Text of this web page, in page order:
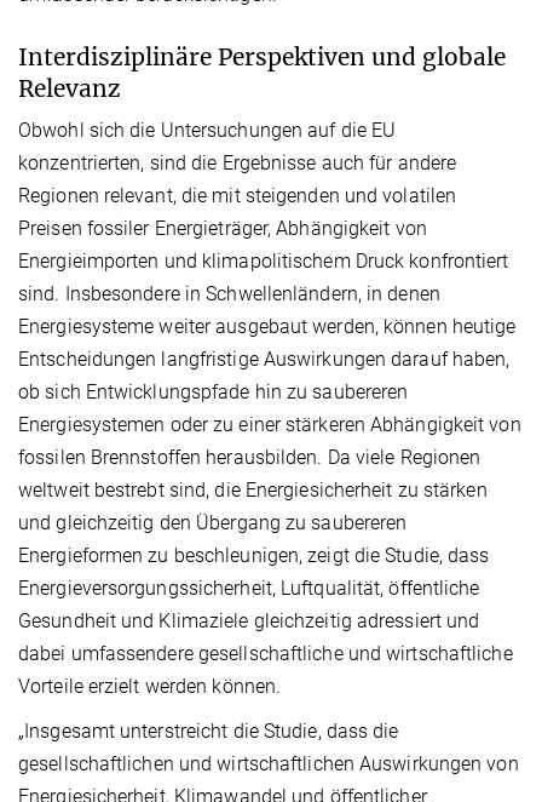
Interdisziplinäre Perspektiven und globale
Relevanz
Obwohl sich die Untersuchungen auf die EU
konzentrierten, sind die Ergebnisse auch für andere
Regionen relevant, die mit steigenden und volatilen
Preisen fossiler Energieträger, Abhängigkeit von
Energieimporten und klimapolitischem Druck konfrontiert
sind. Insbesondere in Schwellenländern, in denen
Energiesysteme weiter ausgebaut werden, können heutige
Entscheidungen langfristige Auswirkungen darauf haben,
ob sich Entwicklungspfade hin zu saubereren
Energiesystemen oder zu einer stärkeren Abhängigkeit von
fossilen Brennstoffen herausbilden. Da viele Regionen
weltweit bestrebt sind, die Energiesicherheit zu stärken
und gleichzeitig den Übergang zu saubereren
Energieformen zu beschleunigen, zeigt die Studie, dass
Energieversorgungssicherheit, Luftqualität, öffentliche
Gesundheit und Klimaziele gleichzeitig adressiert und
dabei umfassendere gesellschaftliche und wirtschaftliche
Vorteile erzielt werden können.
„Insgesamt unterstreicht die Studie, dass die
gesellschaftlichen und wirtschaftlichen Auswirkungen von
Energiesicherheit, Klimawandel und öffentlicher